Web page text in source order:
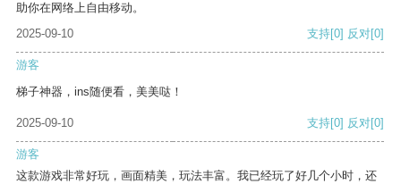
助你在网络上自由移动。
2025-09-10
支持[0] 反对[0]
游客
梯子神器，ins随便看，美美哒！
2025-09-10 支持[0] 反对[0]
游客
这款游戏非常好玩，画面精美，玩法丰富。我已经玩了好几个小时，还